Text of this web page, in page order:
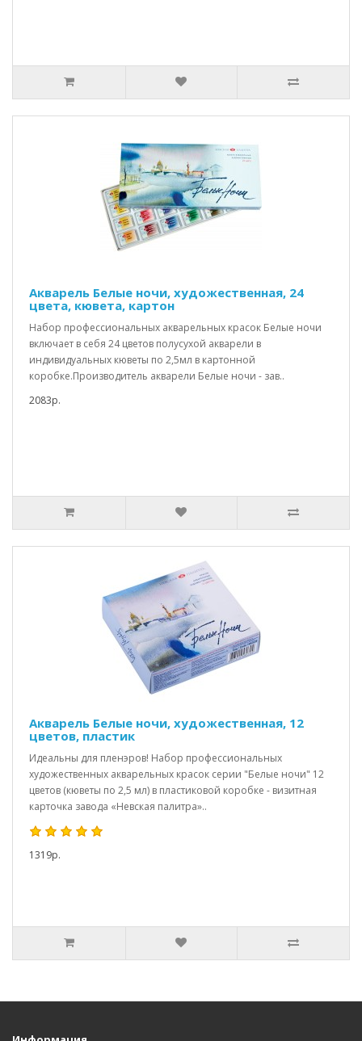
Акварель Белые ночи, художественная, 24
цвета, кювета, картон
Набор профессиональных акварельных красок Белые ночи
включает в себя 24 цветов полусухой акварели в
индивидуальных кюветы по 2,5мл в картонной
коробке.Производитель акварели Белые ночи - зав..
2083р.
Акварель Белые ночи, художественная, 12
цветов, пластик
Идеальны для пленэров! Набор профессиональных
художественных акварельных красок серии "Белые ночи" 12
цветов (кюветы по 2,5 мл) в пластиковой коробке - визитная
карточка завода «Невская палитра»..
1319р.